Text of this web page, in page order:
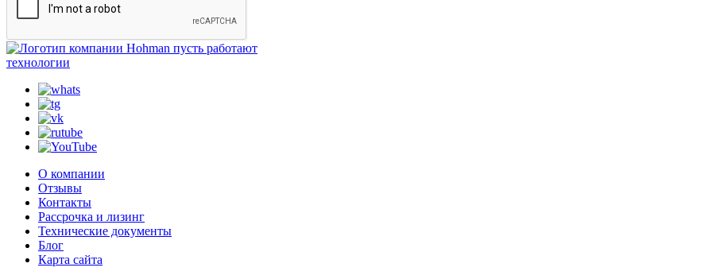
пусть работают
технологии
О компании
Отзывы
Контакты
Рассрочка и лизинг
Технические документы
Блог
Карта сайта